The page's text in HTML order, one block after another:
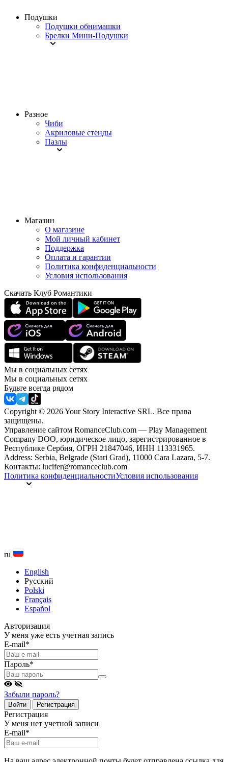
Подушки
Подушки обнимашки
Брелки Мини-Подушки
Разное
Чиби
Акриловые стенды
Пазлы
Магазин
О магазине
Мой личный кабинет
Поддержка
Оплата и гарантии
Политика конфиденциальности
Условия использования
Скачать Клуб Романтики
Мы в социальных сетях
Мы в социальных сетях
Будьте всегда рядом
Copyright © 2026 Your Story Interactive SRL. Все права
защищены.
Управление сайтом RomanceClub.com — Play Management
Company DOO, юридическое лицо, зарегистрированное в
Республике Сербия, ОГРН 21847046, ИНН 113331965.
Address: Serbia, Belgrade (Stari Grad), 11000 Cara Lazara, 5-7.
Контакты: lucifer@romanceclub.com
Политика конфиденциальностиУсловия использования
ru
English
Русский
Polski
Français
Español
Авторизация
У меня уже есть учетная запись
E-mail*
Пароль*
Забыли пароль?
Войти Регистрация
Регистрация
У меня нет учетной записи
E-mail*